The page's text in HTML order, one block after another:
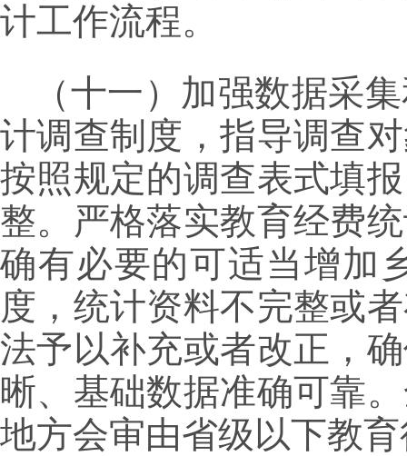
计工作流程。
（十一）加强数据采
计调查制度，指导调查
按照规定的调查表式填
整。严格落实教育经费
确有必要的可适当增加
度，统计资料不完整或
法予以补充或者改正，
晰、基础数据准确可靠
地方会审由省级以下教